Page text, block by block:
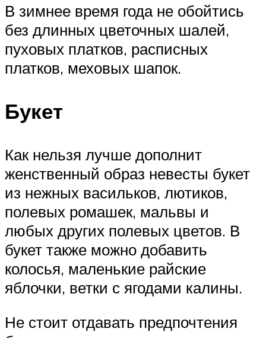
В зимнее время года не обойтись
без длинных цветочных шалей,
пуховых платков, расписных
платков, меховых шапок.
Букет
Как нельзя лучше дополнит
женственный образ невесты букет
из нежных васильков, лютиков,
полевых ромашек, мальвы и
любых других полевых цветов. В
букет также можно добавить
колосья, маленькие райские
яблочки, ветки с ягодами калины.
Не стоит отдавать предпочтения